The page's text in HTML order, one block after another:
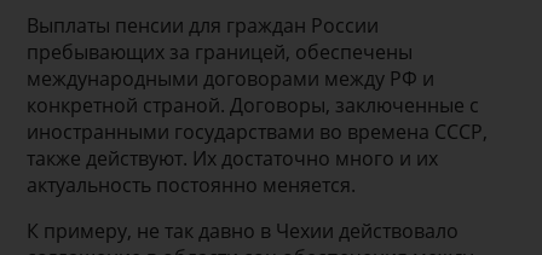
Выплаты пенсии для граждан России
пребывающих за границей, обеспечены
международными договорами между РФ и
конкретной страной. Договоры, заключенные с
иностранными государствами во времена СССР,
также действуют. Их достаточно много и их
актуальность постоянно меняется.
К примеру, не так давно в Чехии действовало